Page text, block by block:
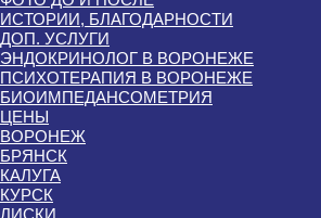
ИСТОРИИ, БЛАГОДАРНОСТИ
ДОП. УСЛУГИ
ЭНДОКРИНОЛОГ В ВОРОНЕЖЕ
ПСИХОТЕРАПИЯ В ВОРОНЕЖЕ
БИОИМПЕДАНСОМЕТРИЯ
ЦЕНЫ
ВОРОНЕЖ
БРЯНСК
КАЛУГА
КУРСК
ЛИСКИ